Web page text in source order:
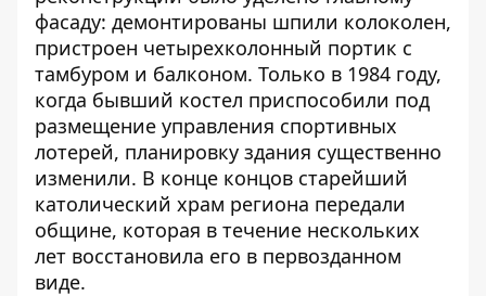
фасаду: демонтированы шпили колоколен,
пристроен четырехколонный портик с
тамбуром и балконом. Только в 1984 году,
когда бывший костел приспособили под
размещение управления спортивных
лотерей, планировку здания существенно
изменили. В конце концов старейший
католический храм региона передали
общине, которая в течение нескольких
лет восстановила его в первозданном
виде.